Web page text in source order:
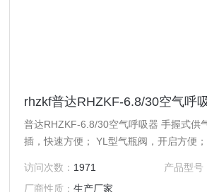
rhzkf普达RHZKF-6.8/30空气呼
普达RHZKF-6.8/30空气呼吸器 手握式供气阀，于面罩360°接
插，快速方便； YL型气瓶阀，开启方便； 气瓶绑带双重搭扣
用阻燃聚酯材料材质，本质阻燃，肩带配置反
访问次数： 1971 产品型号
厂商性质：生产厂家